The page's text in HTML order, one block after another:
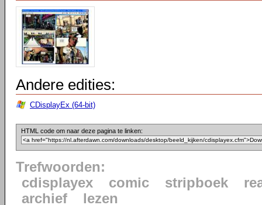
Andere edities:
CDisplayEx (64-bit)
HTML code om naar deze pagina te linken:
Trefwoorden:
cdisplayex
comic stripboek
archief
lezen